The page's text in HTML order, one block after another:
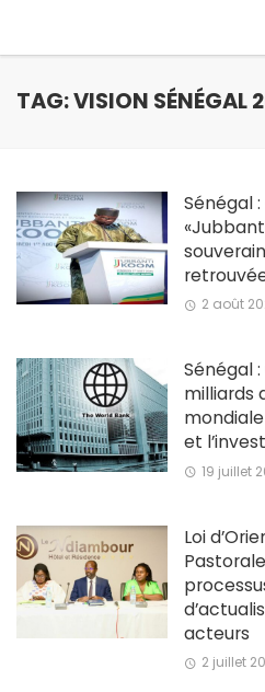
TAG: VISION SÉNÉGAL
Sénégal
2 août
Sénégal
milliards
et
19 juillet
Loi
acteurs
2 juillet